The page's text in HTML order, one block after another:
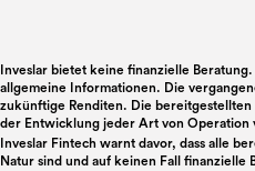
Inveslar bietet keine finanzielle
allgemeine Informationen. Die
zukünftige Renditen. Die
der Entwicklung jeder Art von Operation
Inveslar Fintech warnt davor, dass alle
Natur sind und auf keinen Fall finanzielle